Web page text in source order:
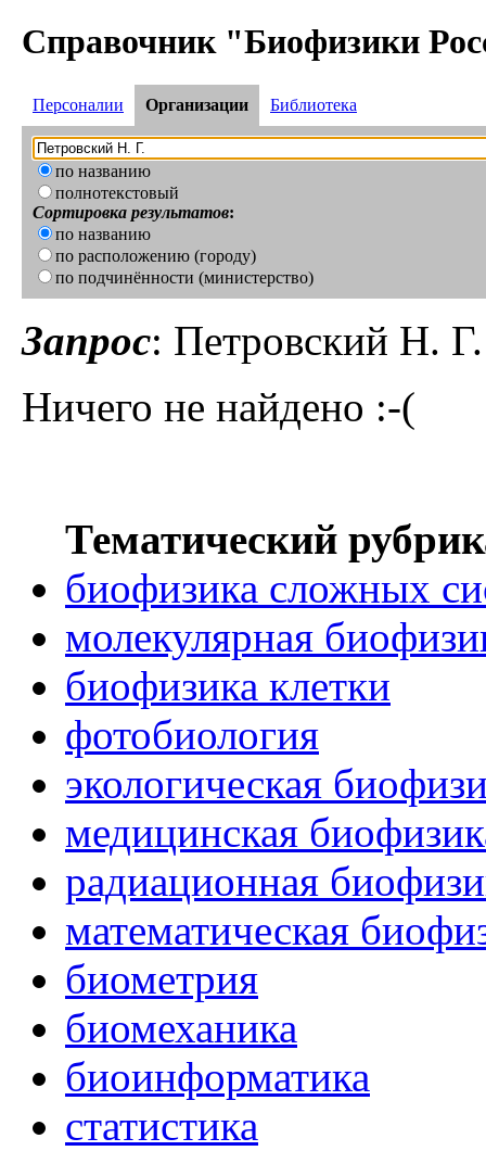
Справочник "Биофизики
Персоналии Организации Библиотека
по названию
полнотекстовый
Сортировка результатов:
по названию
по расположению (городу)
по подчинённости (министерство)
Запрос: Петровский Н. Г.
Ничего не найдено :-(
Тематический
биофизика сложных
молекулярная
биофизика клетки
фотобиология
экологическая
медицинская
радиационная
математическая
биометрия
биомеханика
биоинформатика
статистика